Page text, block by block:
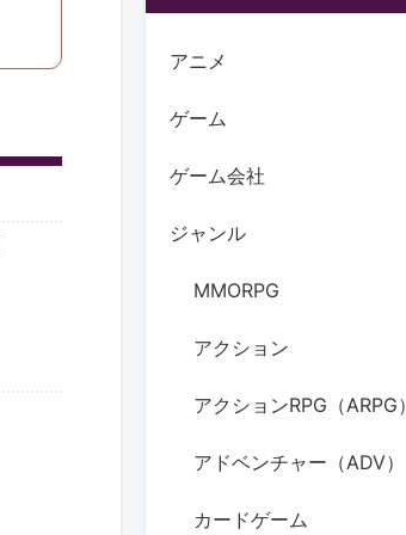
アニメ
ゲーム
ゲーム会社
ジャンル
MMORPG
アクション
アクションRPG（ARPG）
アドベンチャー（ADV）
カードゲーム